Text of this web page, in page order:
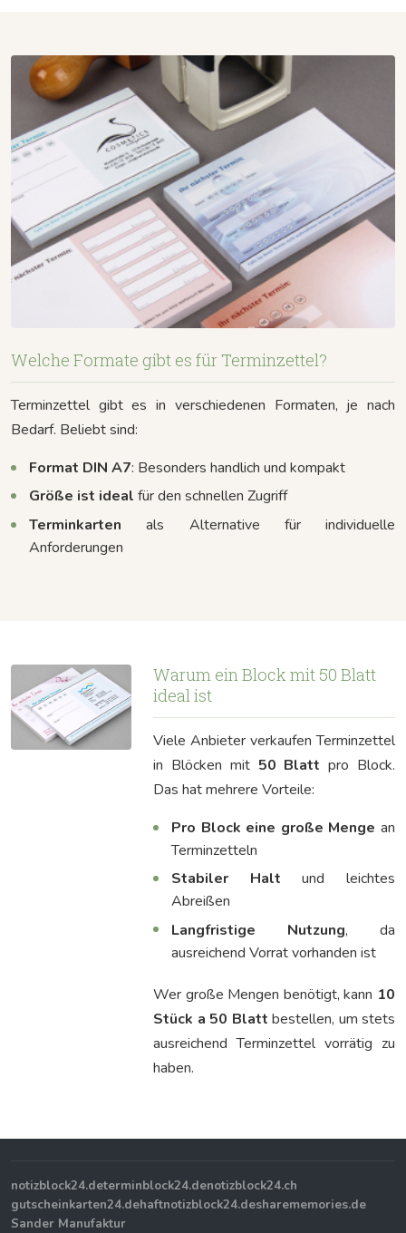
Welche Formate gibt es für Terminzettel?
Terminzettel gibt es in verschiedenen Formaten, je nach
Bedarf. Beliebt sind:
Format DIN A7: Besonders handlich und kompakt
Größe ist ideal für den schnellen Zugriff
Terminkarten als Alternative für individuelle
Anforderungen
Warum ein Block mit 50 Blatt
ideal ist
Viele Anbieter verkaufen Terminzettel
in Blöcken mit 50 Blatt pro Block.
Das hat mehrere Vorteile:
Pro Block eine große Menge an
Terminzetteln
Stabiler Halt und leichtes
Abreißen
Langfristige Nutzung, da
ausreichend Vorrat vorhanden ist
Wer große Mengen benötigt, kann 10
Stück a 50 Blatt bestellen, um stets
ausreichend Terminzettel vorrätig zu
haben.
notizblock24.determinblock24.denotizblock24.ch
gutscheinkarten24.dehaftnotizblock24.desharememories.de
Sander Manufaktur